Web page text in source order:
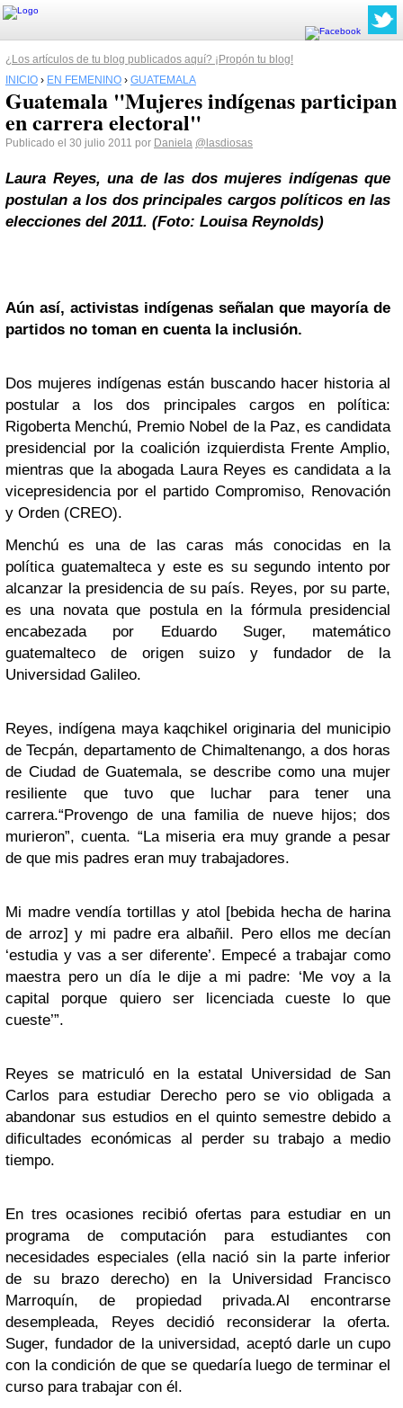
¿Los artículos de tu blog publicados aquí? ¡Propón tu blog!
INICIO › EN FEMENINO › GUATEMALA
Guatemala "Mujeres indígenas participan
en carrera electoral"
Publicado el 30 julio 2011 por Daniela @lasdiosas
Laura Reyes, una de las dos mujeres indígenas que
postulan a los dos principales cargos políticos en las
elecciones del 2011. (Foto: Louisa Reynolds)
Aún así, activistas indígenas señalan que mayoría de
partidos no toman en cuenta la inclusión.
Dos mujeres indígenas están buscando hacer historia al
postular a los dos principales cargos en política:
Rigoberta Menchú, Premio Nobel de la Paz, es candidata
presidencial por la coalición izquierdista Frente Amplio,
mientras que la abogada Laura Reyes es candidata a la
vicepresidencia por el partido Compromiso, Renovación
y Orden (CREO).
Menchú es una de las caras más conocidas en la
política guatemalteca y este es su segundo intento por
alcanzar la presidencia de su país. Reyes, por su parte,
es una novata que postula en la fórmula presidencial
encabezada por Eduardo Suger, matemático
guatemalteco de origen suizo y fundador de la
Universidad Galileo.
Reyes, indígena maya kaqchikel originaria del municipio
de Tecpán, departamento de Chimaltenango, a dos horas
de Ciudad de Guatemala, se describe como una mujer
resiliente que tuvo que luchar para tener una
carrera.“Provengo de una familia de nueve hijos; dos
murieron”, cuenta. “La miseria era muy grande a pesar
de que mis padres eran muy trabajadores.
Mi madre vendía tortillas y atol [bebida hecha de harina
de arroz] y mi padre era albañil. Pero ellos me decían
‘estudia y vas a ser diferente’. Empecé a trabajar como
maestra pero un día le dije a mi padre: ‘Me voy a la
capital porque quiero ser licenciada cueste lo que
cueste’”.
Reyes se matriculó en la estatal Universidad de San
Carlos para estudiar Derecho pero se vio obligada a
abandonar sus estudios en el quinto semestre debido a
dificultades económicas al perder su trabajo a medio
tiempo.
En tres ocasiones recibió ofertas para estudiar en un
programa de computación para estudiantes con
necesidades especiales (ella nació sin la parte inferior
de su brazo derecho) en la Universidad Francisco
Marroquín, de propiedad privada.Al encontrarse
desempleada, Reyes decidió reconsiderar la oferta.
Suger, fundador de la universidad, aceptó darle un cupo
con la condición de que se quedaría luego de terminar el
curso para trabajar con él.